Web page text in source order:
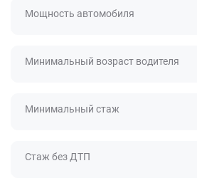
Мощность автомобиля
Минимальный возраст водителя
Минимальный стаж
Стаж без ДТП